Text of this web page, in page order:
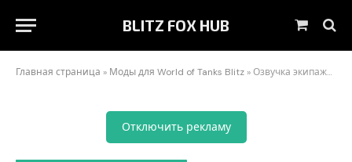
BLITZ FOX HUB Корзина
Главная страница » Моды для World of Tanks Blitz »Озвучка экипажа «Тридевятое царство» — Баба Яга
Отключить рекламу